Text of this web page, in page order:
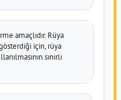
amaçlıdır. Rüya
için, rüya
sınırlı